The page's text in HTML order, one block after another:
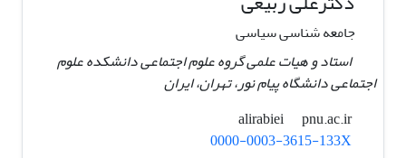
جامعه شناسی سیاسی
استاد و هیات علمی گروه علوم اجتماعی دانشکده علوم
اجتماعی دانشگاه پیام نور، تهران، ایران ‏
alirabiei
pnu.ac.ir
0000-0003-3615-133X